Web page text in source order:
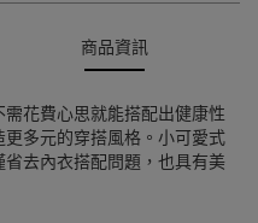
商品資訊
花費心思就能搭配出健康性
多元的穿搭風格。小可愛式
去內衣搭配問題，也具有美